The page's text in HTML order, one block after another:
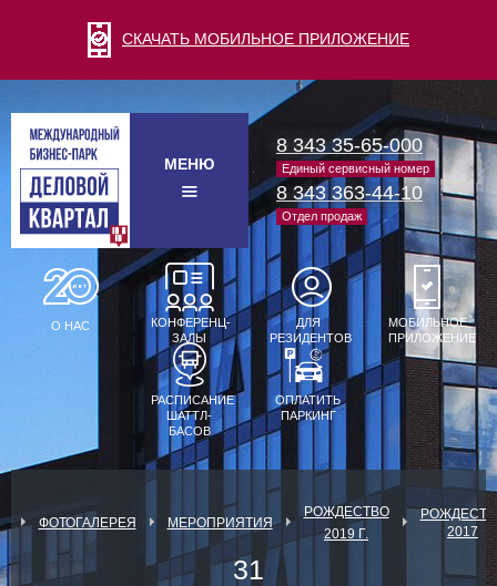
СКАЧАТЬ МОБИЛЬНОЕ ПРИЛОЖЕНИЕ
МЕНЮ
8 343 35-65-000
Единый сервисный номер
8 343 363-44-10
Отдел продаж
О НАС
КОНФЕРЕНЦ-
ЗАЛЫ
ДЛЯ
РЕЗИДЕНТОВ
МОБИЛЬНОЕ
ПРИЛОЖЕНИЕ
РАСПИСАНИЕ
ШАТТЛ-
БАСОВ
ОПЛАТИТЬ
ПАРКИНГ
ФОТОГАЛЕРЕЯ МЕРОПРИЯТИЯ
РОЖДЕСТВО
2019 Г.
2017
31